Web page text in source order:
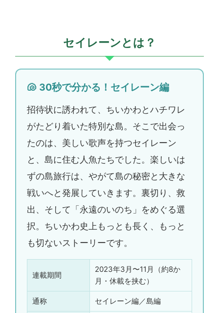
セイレーンとは？
🐚 30秒で分かる！セイレーン編
招待状に誘われて、ちいかわとハチワレ
がたどり着いた特別な島。そこで出会っ
たのは、美しい歌声を持つセイレーン
と、島に住む人魚たちでした。楽しいは
ずの島旅行は、やがて島の秘密と大きな
戦いへと発展していきます。裏切り、救
出、そして「永遠のいのち」をめぐる選
択。ちいかわ史上もっとも長く、もっと
も切ないストーリーです。
連載期間
2023年3月〜11月（約8か
月・休載を挟む）
通称 セイレーン編／島編